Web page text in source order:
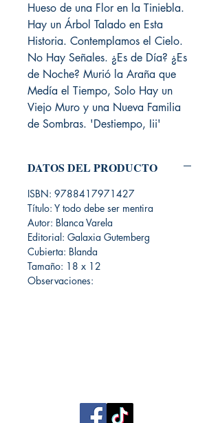
Hueso de una Flor en la Tiniebla.
Hay un Árbol Talado en Esta
Historia. Contemplamos el Cielo.
No Hay Señales. ¿Es de Día? ¿Es
de Noche? Murió la Araña que
Medía el Tiempo, Solo Hay un
Viejo Muro y una Nueva Familia
de Sombras. 'Destiempo, Iii'
DATOS DEL PRODUCTO
ISBN: 9788417971427
Título: Y todo debe ser mentira
Autor: Blanca Varela
Editorial: Galaxia Gutemberg
Cubierta: Blanda
Tamaño: 18 x 12
Observaciones: